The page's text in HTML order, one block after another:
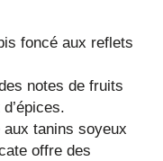
foncé aux reflets
notes de fruits
tanins soyeux
offre des